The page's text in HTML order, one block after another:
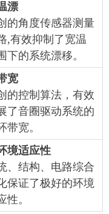
漂
的角度传感器测量
,有效抑制了宽温
下的系统漂移。
宽
的控制算法，有效
了音圈驱动系统的
带宽。
境适应性
、结构、电路综合
保证了极好的环境
性。